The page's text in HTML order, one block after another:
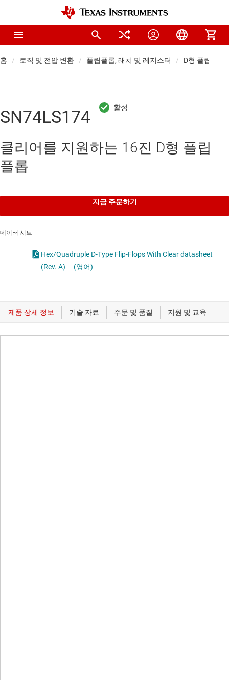
홈 로직 및 전압 변환 플립플롭, 래치 및 레지스터 D형 플립플롭
SN74LS174
클리어를 지원하는 16진 D형 플립
플롭
지금 주문하기
데이터 시트
Hex/Quadruple D-Type Flip-Flops With Clear datasheet
(Rev. A)
(영어)